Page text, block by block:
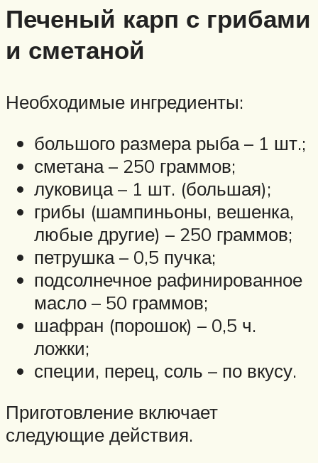
Печеный карп с грибами
и сметаной
Необходимые ингредиенты:
большого размера рыба – 1 шт.;
сметана – 250 граммов;
луковица – 1 шт. (большая);
грибы (шампиньоны, вешенка,
любые другие) – 250 граммов;
петрушка – 0,5 пучка;
подсолнечное рафинированное
масло – 50 граммов;
шафран (порошок) – 0,5 ч.
ложки;
специи, перец, соль – по вкусу.
Приготовление включает
следующие действия.